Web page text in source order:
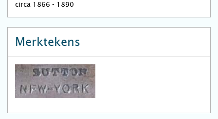
circa 1866 - 1890
Merktekens